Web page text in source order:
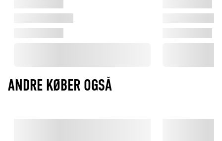
ANDRE KØBER OGSÅ